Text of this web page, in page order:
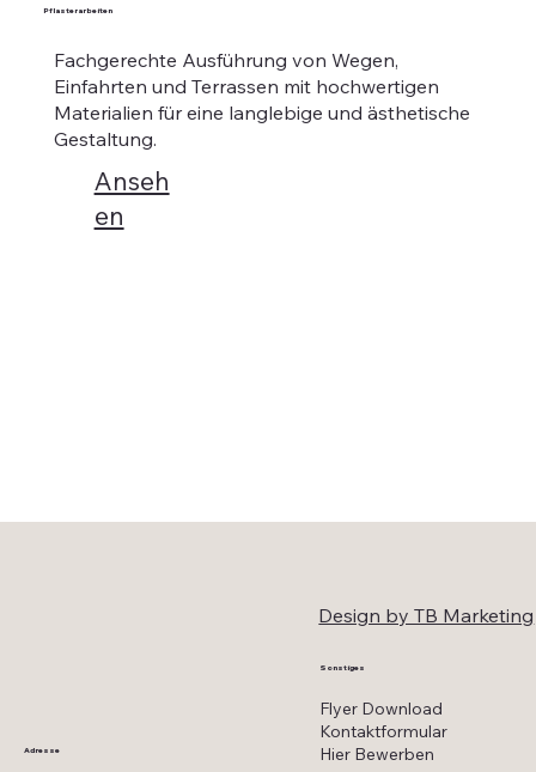
Pflasterarbeiten
Fachgerechte Ausführung von Wegen,
Einfahrten und Terrassen mit hochwertigen
Materialien für eine langlebige und ästhetische
Gestaltung.
Anseh
en
Adresse
Design by TB Marketing
Sonstiges
Flyer Download
Kontaktformular
Hier Bewerben